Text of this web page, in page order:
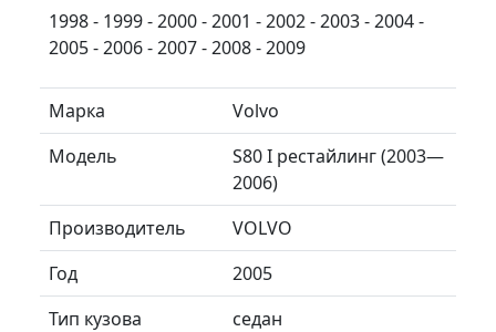
1998 - 1999 - 2000 - 2001 - 2002 - 2003 - 2004 -
2005 - 2006 - 2007 - 2008 - 2009
Марка
Volvo
Модель
S80 I рестайлинг (2003—
2006)
Производитель
VOLVO
Год
2005
Тип кузова
седан